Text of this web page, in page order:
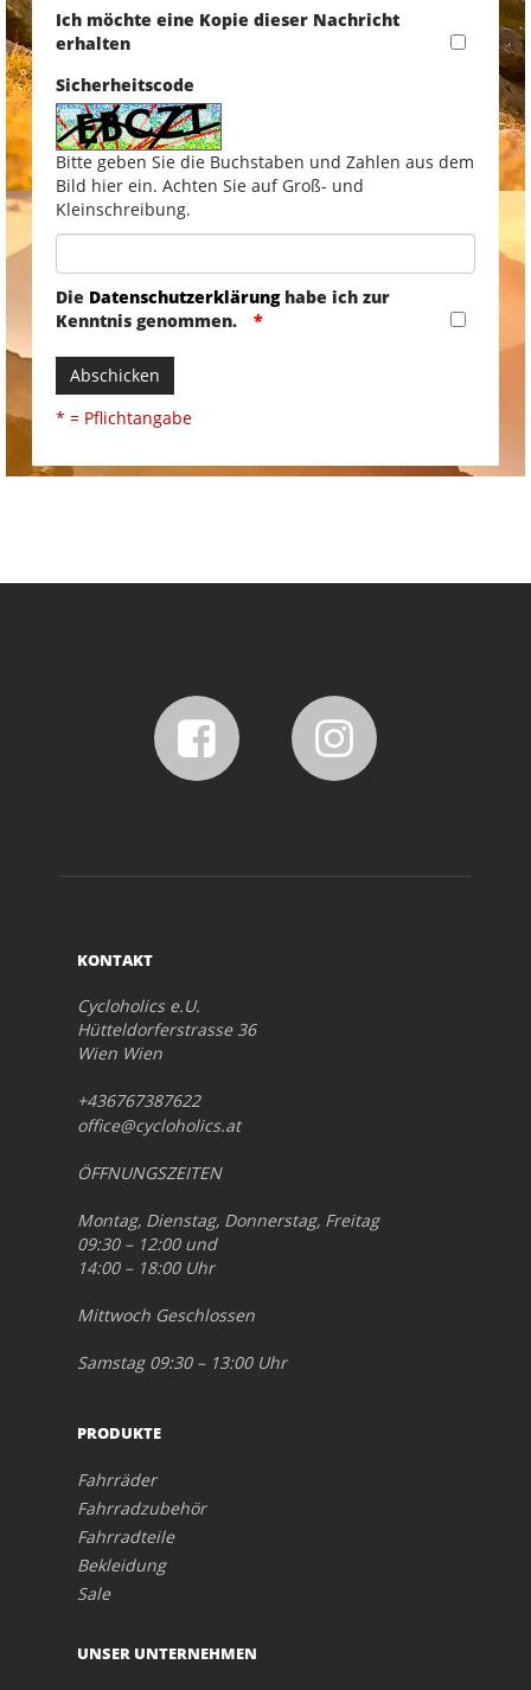
Ich möchte eine Kopie dieser Nachricht
erhalten
Sicherheitscode
Bitte geben Sie die Buchstaben und Zahlen aus dem
Bild hier ein. Achten Sie auf Groß- und
Kleinschreibung.
Die Datenschutzerklärunghabe ich zur
Kenntnis genommen.
Abschicken
* = Pflichtangabe
KONTAKT
Cycloholics e.U.
Hütteldorferstrasse 36
Wien Wien
+436767387622
office@cycloholics.at
ÖFFNUNGSZEITEN
Montag, Dienstag, Donnerstag, Freitag
09:30 – 12:00 und
14:00 – 18:00 Uhr
Mittwoch Geschlossen
Samstag 09:30 – 13:00 Uhr
PRODUKTE
Fahrräder
Fahrradzubehör
Fahrradteile
Bekleidung
Sale
UNSER UNTERNEHMEN